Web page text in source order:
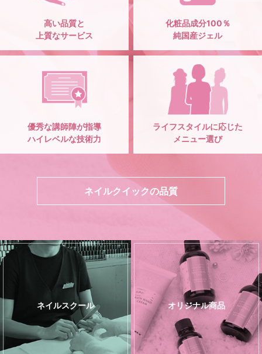
高い品質と
上質なサービス
化粧品成分100％
純国産ジェル
優秀な講師陣が指導
ハイレベルな技術力
ライフスタイルに応じた
メニュー選び
ネイルクイックの品質
ネイルスクール オリジナル商品